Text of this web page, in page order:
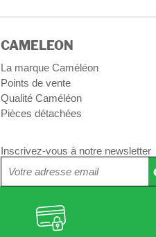
CAMELEON
La marque Caméléon
Points de vente
Qualité Caméléon
Pièces détachées
Inscrivez-vous à notre newsletter